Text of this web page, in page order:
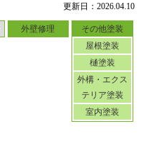
更新日：2026.04.10
外壁修理
その他塗装
屋根塗装
樋塗装
外構・エクス
テリア塗装
室内塗装